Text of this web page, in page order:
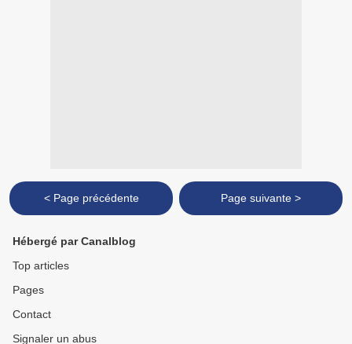
< Page précédente Page suivante >
Hébergé par Canalblog
Top articles
Pages
Contact
Signaler un abus